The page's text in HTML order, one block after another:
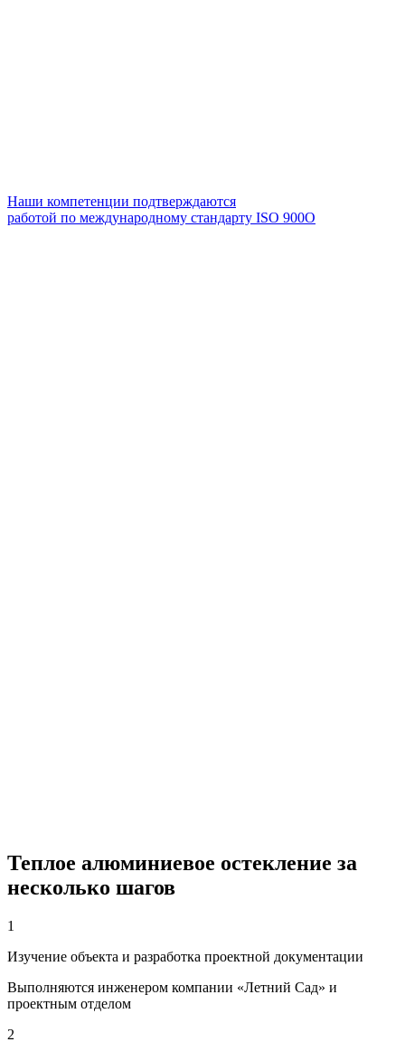
Наши компетенции подтверждаются
работой по международному стандарту ISO 900О
Теплое алюминиевое остекление за
несколько шагов
1
Изучение объекта и разработка проектной документации
Выполняются инженером компании «Летний Сад» и
проектным отделом
2